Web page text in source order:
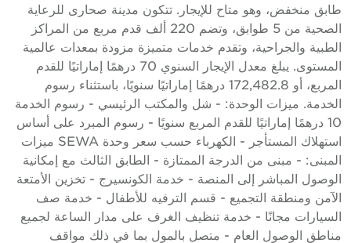
طابق منخفض، وهو متاح للإيجار. تتكون مدينة صحارى للرعاية
الصحية من 5 طوابق، وتضم 220 ألف قدم مربع من المراكز
الطبية والجراحية، وتقدم خدمات متميزة مزودة بمعدات عالمية
المستوى. يبلغ معدل الإيجار السنوي 70 درهمًا إماراتيًا للقدم
المربع، أو 172,482.8 درهمًا إماراتيًا سنويًا، باستثناء رسوم
الخدمة. ميزات الوحدة: - شل والمكتب الرئيسي - رسوم الخدمة
10 درهمًا إماراتيًا للقدم المربع سنويًا - رسوم المبرد على أساس
استهلاك المستأجر - الكهرباء حسب سعر وحدة SEWA ميزات
المبنى: - مبنى من الدرجة الممتازة - الطابق الثالث مع إمكانية
الوصول المباشر إلى المنصة - خدمة الكونسيرج - تخزين الأمتعة
الآمن ومنطقة التجميع - قسم الترفيه للأطفال - خدمة صف
السيارات مجانًا - خدمة تنظيف الغرف على مدار الساعة لجميع
مناطق الوصول العام - متصل بالمول بما في ذلك مواقف